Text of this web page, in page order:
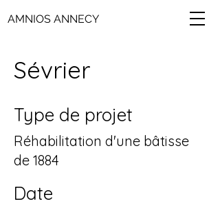
AMNIOS ANNECY
Sévrier
Type de projet
Réhabilitation d'une bâtisse
de 1884
Date